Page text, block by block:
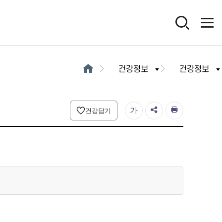
건강정보 건강정보
건강담기 가